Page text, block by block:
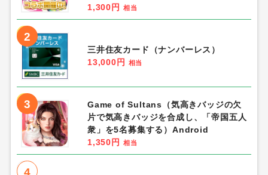
1,300円
相当
2
三井住友カード（ナンバーレス）
13,000円
相当
3
Game of Sultans（気高きバッジの欠
片で気高きバッジを合成し、「帝国五人
衆」を5名募集する）Android
1,350円
相当
4